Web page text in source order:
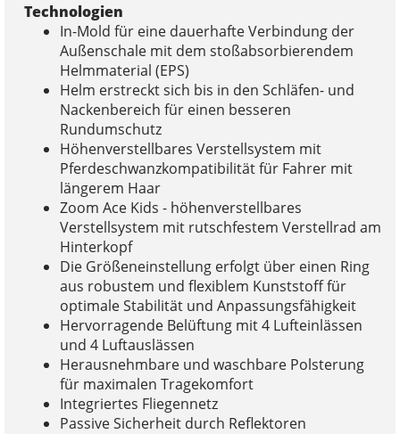
Technologien
In-Mold für eine dauerhafte Verbindung der
Außenschale mit dem stoßabsorbierendem
Helmmaterial (EPS)
Helm erstreckt sich bis in den Schläfen- und
Nackenbereich für einen besseren
Rundumschutz
Höhenverstellbares Verstellsystem mit
Pferdeschwanzkompatibilität für Fahrer mit
längerem Haar
Zoom Ace Kids - höhenverstellbares
Verstellsystem mit rutschfestem Verstellrad am
Hinterkopf
Die Größeneinstellung erfolgt über einen Ring
aus robustem und flexiblem Kunststoff für
optimale Stabilität und Anpassungsfähigkeit
Hervorragende Belüftung mit 4 Lufteinlässen
und 4 Luftauslässen
Herausnehmbare und waschbare Polsterung
für maximalen Tragekomfort
Integriertes Fliegennetz
Passive Sicherheit durch Reflektoren